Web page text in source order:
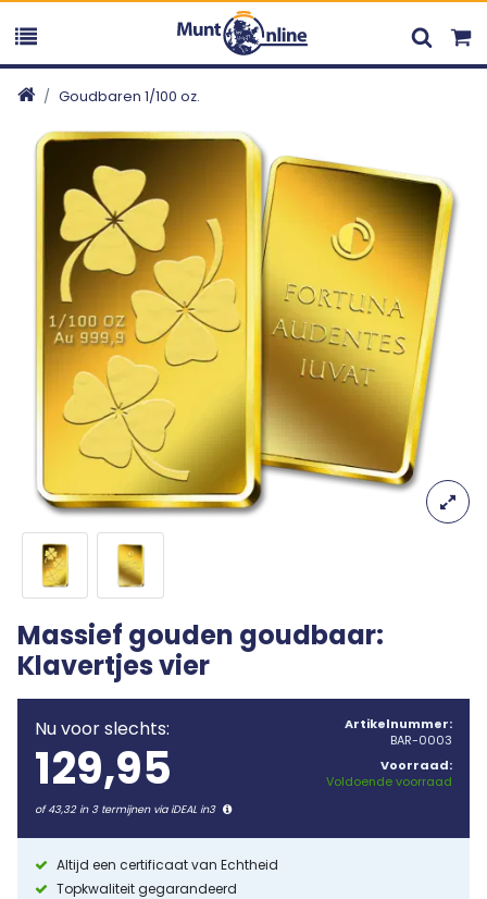
Goudbaren 1/100 oz.
Massief gouden goudbaar:
Klavertjes vier
Nu voor slechts:
129,95
of 43,32 in 3 termijnen via iDEAL in3
Artikelnummer:
BAR-0003
Voorraad:
Voldoende voorraad
Altijd een certificaat van Echtheid
Topkwaliteit gegarandeerd